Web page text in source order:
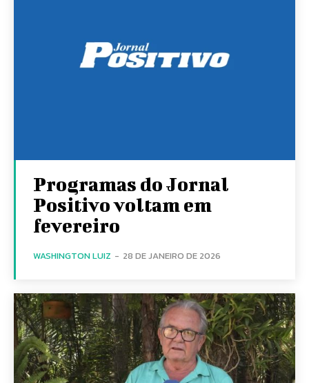
Programas do Jornal
Positivo voltam em
fevereiro
WASHINGTON LUIZ - 28 DE JANEIRO DE 2026